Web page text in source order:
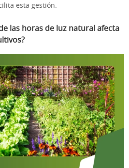
esta gestión.
las horas de luz natural afecta